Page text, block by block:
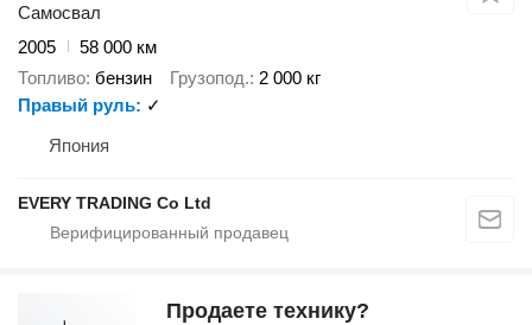
Самосвал
2005
58 000 км
Топливо бензин Грузопод. 2 000 кг
Правый руль
✓
Япония
EVERY TRADING Co Ltd
Продаете технику?